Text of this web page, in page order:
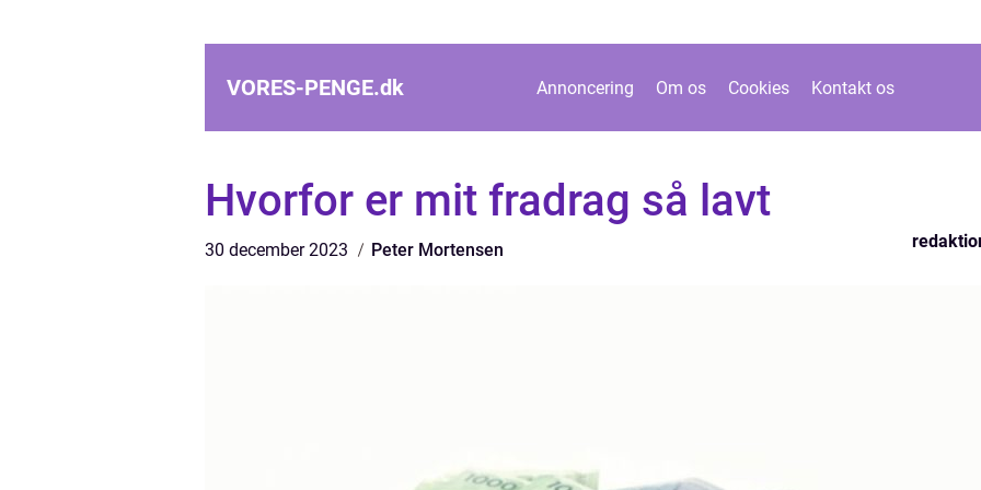
VORES-PENGE.dk Annoncering Om os Cookies Kontakt os
Hvorfor er mit fradrag så lavt
30 december 2023 Peter Mortensen